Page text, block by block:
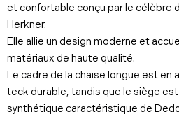
et confortable conçu par le célèbre
Herkner.
Elle allie un design moderne et
matériaux de haute qualité.
Le cadre de la chaise longue est en
teck durable, tandis que le siège
synthétique caractéristique de